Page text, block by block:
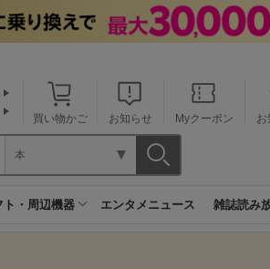
買い物かご お知らせ Myクーポン お
本
ト・周辺機器 エンタメニュース 雑誌読み